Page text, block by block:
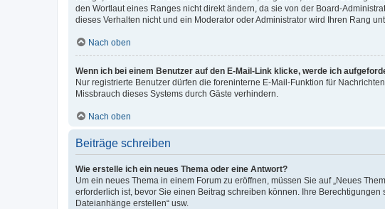
den Wortlaut eines Ranges nicht direkt ändern, da sie von der Board-
dieses Verhalten nicht und ein Moderator oder Administrator wird Ihren Rang
Nach oben
Wenn ich bei einem Benutzer auf den E-Mail-Link klicke, werde ich
Nur registrierte Benutzer dürfen die foreninterne E-Mail-Funktion für
Missbrauch dieses Systems durch Gäste verhindern.
Nach oben
Beiträge schreiben
Wie erstelle ich ein neues Thema oder eine Antwort?
Um ein neues Thema in einem Forum zu eröffnen, müssen Sie auf „Neues
erforderlich ist, bevor Sie einen Beitrag schreiben können. Ihre
Dateianhänge erstellen“ usw.